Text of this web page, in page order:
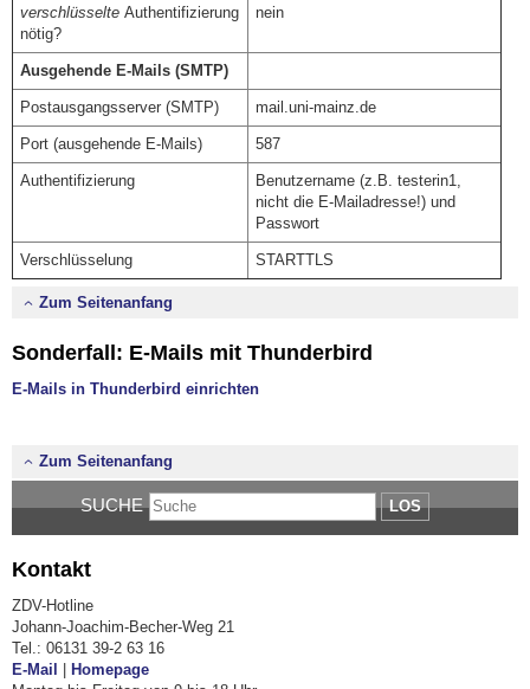
verschlüsselteAuthentifizierung
nötig?
nein
Ausgehende E-Mails (SMTP)
Postausgangsserver (SMTP) mail.uni-mainz.de
Port (ausgehende E-Mails) 587
Authentifizierung
Benutzername (z.B. testerin1,
nicht die E-Mailadresse!) und
Passwort
Verschlüsselung STARTTLS
Zum Seitenanfang
Sonderfall: E-Mails mit Thunderbird
E-Mails in Thunderbird einrichten
Zum Seitenanfang
SUCHE LOS
Kontakt
ZDV-Hotline
Johann-Joachim-Becher-Weg 21
Tel.: 06131 39-2 63 16
E-Mail
Homepage